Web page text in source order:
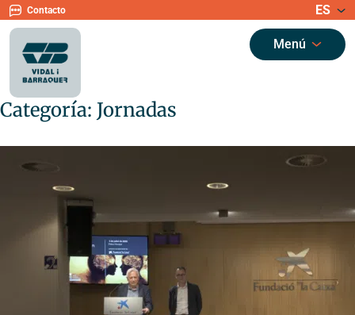
Contacto ES
Menú
Categoría: Jornadas